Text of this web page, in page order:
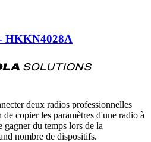
HKKN4028A
deux radios professionnelles
copier les paramètres d'une radio à
gagner du temps lors de la
nombre de dispositifs.